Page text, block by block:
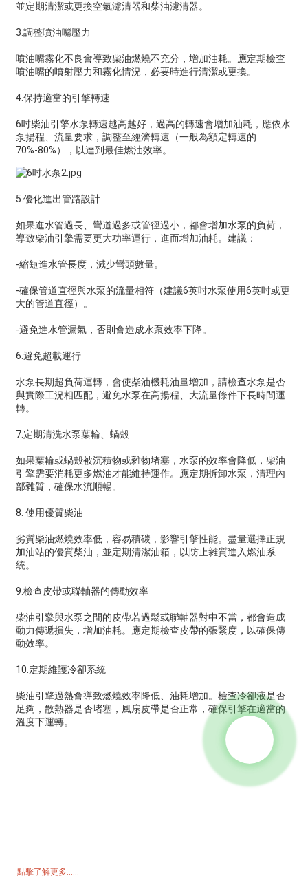
並定期清潔或更換空氣濾清器和柴油濾清器。
3.調整噴油嘴壓力
噴油嘴霧化不良會導致柴油燃燒不充分，增加油耗。應定期檢查
噴油嘴的噴射壓力和霧化情況，必要時進行清潔或更換。
4.保持適當的引擎轉速
6吋柴油引擎水泵轉速越高越好，過高的轉速會增加油耗，應依水
泵揚程、流量要求，調整至經濟轉速（一般為額定轉速的
70%-80%），以達到最佳燃油效率。
5.優化進出管路設計
如果進水管過長、彎道過多或管徑過小，都會增加水泵的負荷，
導致柴油引擎需要更大功率運行，進而增加油耗。建議：
-縮短進水管長度，減少彎頭數量。
-確保管道直徑與水泵的流量相符（建議6英吋水泵使用6英吋或更
大的管道直徑）。
-避免進水管漏氣，否則會造成水泵效率下降。
6.避免超載運行
水泵長期超負荷運轉，會使柴油機耗油量增加，請檢查水泵是否
與實際工況相匹配，避免水泵在高揚程、大流量條件下長時間運
轉。
7.定期清洗水泵葉輪、蝸殼
如果葉輪或蝸殼被沉積物或雜物堵塞，水泵的效率會降低，柴油
引擎需要消耗更多燃油才能維持運作。應定期拆卸水泵，清理內
部雜質，確保水流順暢。
8. 使用優質柴油
劣質柴油燃燒效率低，容易積碳，影響引擎性能。盡量選擇正規
加油站的優質柴油，並定期清潔油箱，以防止雜質進入燃油系
統。
9.檢查皮帶或聯軸器的傳動效率
柴油引擎與水泵之間的皮帶若過鬆或聯軸器對中不當，都會造成
動力傳遞損失，增加油耗。應定期檢查皮帶的張緊度，以確保傳
動效率。
10.定期維護冷卻系統
柴油引擎過熱會導致燃燒效率降低、油耗增加。檢查冷卻液是否
足夠，散熱器是否堵塞，風扇皮帶是否正常，確保引擎在適當的
溫度下運轉。
點擊了解更多......